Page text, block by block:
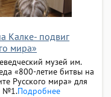
Калке- подвиг
мира»
музей им.
«800-летие битвы на
Русского мира» для
№1.Подробнее